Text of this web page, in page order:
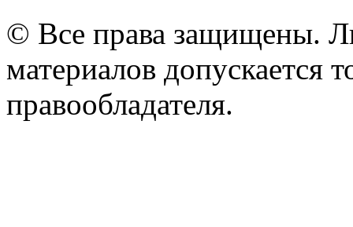
© Все права защищены.
материалов допускается
правообладателя.